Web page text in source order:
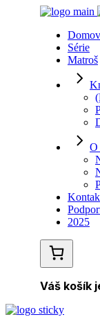
Domov
Série
Matroš
O
2025
Váš košík